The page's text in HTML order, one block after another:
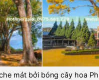
mát bởi bóng cây hoa